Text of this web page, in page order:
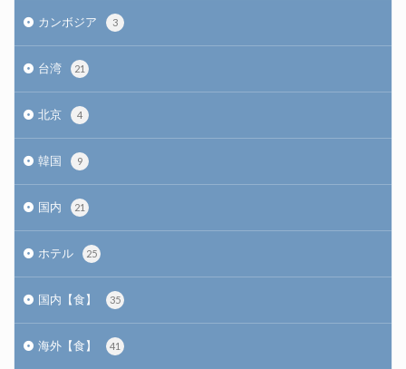
カンボジア 3
台湾 21
北京 4
韓国 9
国内 21
ホテル 25
国内【食】 35
海外【食】 41